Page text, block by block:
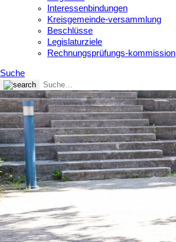
Interessenbindungen
Kreisgemeinde-versammlung
Beschlüsse
Legislaturziele
Rechnungsprüfungs-kommission
Suche